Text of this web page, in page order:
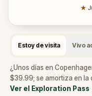
★
Estoy de visita Vivo
¿Unos días en
$39.99; se amortiza en la
Ver el Exploration Pass